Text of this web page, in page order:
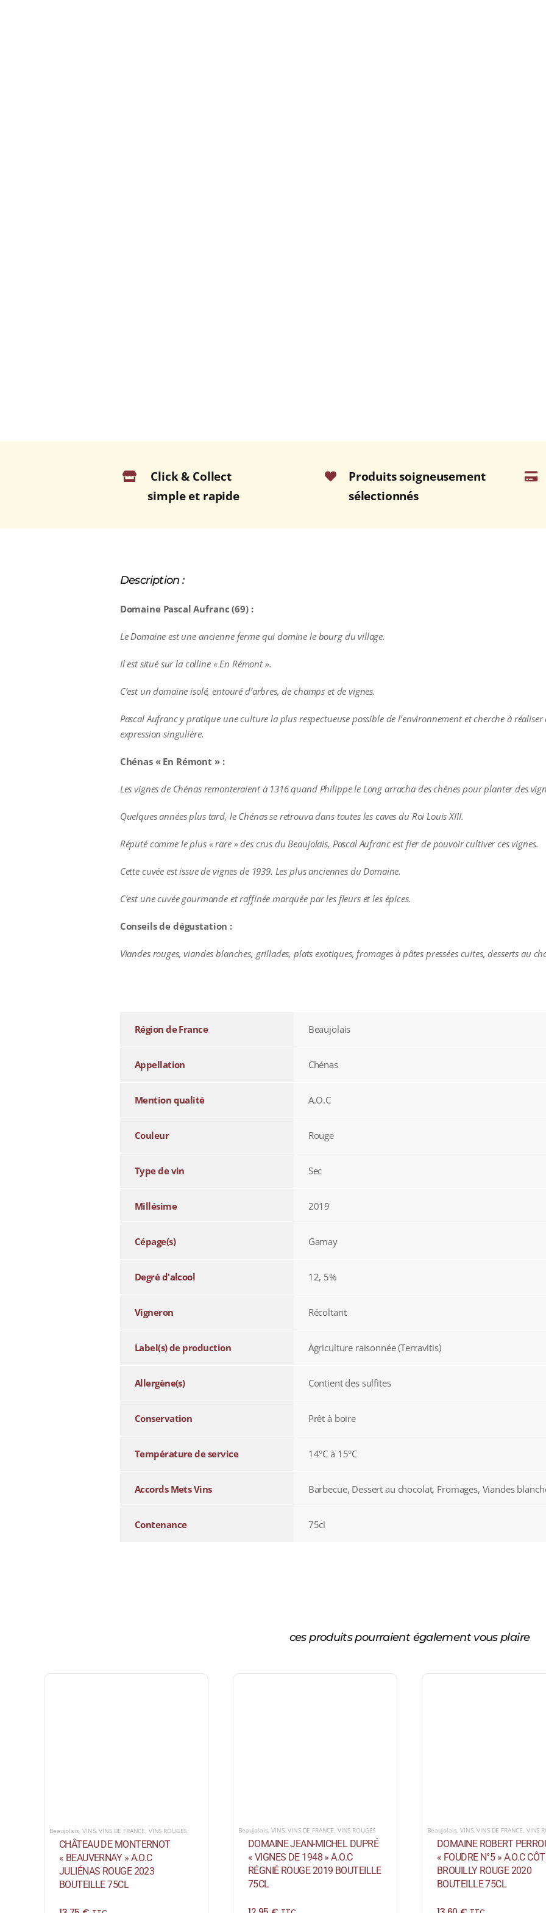
Click & Collect
simple et rapide
Produits soigneusement
sélectionnés
Description :
Domaine Pascal Aufranc (69) :
Le Domaine est une ancienne ferme qui domine le bourg du village.
Il est situé sur la colline « En Rémont ».
C’est un domaine isolé, entouré d’arbres, de champs et de vignes.
Pascal Aufranc y pratique une culture la plus respectueuse possible de l’environnement et cherche à
expression singulière.
Chénas « En Rémont » :
Les vignes de Chénas remonteraient à 1316 quand Philippe le Long arracha des chênes pour planter des
Quelques années plus tard, le Chénas se retrouva dans toutes les caves du Roi Louis XIII.
Réputé comme le plus « rare » des crus du Beaujolais, Pascal Aufranc est fier de pouvoir cultiver ces vignes.
Cette cuvée est issue de vignes de 1939. Les plus anciennes du Domaine.
C’est une cuvée gourmande et raffinée marquée par les fleurs et les épices.
Conseils de dégustation :
Viandes rouges, viandes blanches, grillades, plats exotiques, fromages à pâtes pressées cuites, desserts au
Région de France Beaujolais
Appellation Chénas
Mention qualité A.O.C
Couleur Rouge
Type de vin Sec
Millésime 2019
Cépage(s) Gamay
Degré d'alcool 12, 5%
Vigneron Récoltant
Label(s) de production Agriculture raisonnée (Terravitis)
Allergène(s) Contient des sulfites
Conservation Prêt à boire
Température de service 14°C à 15°C
Accords Mets Vins Barbecue, Dessert au chocolat, Fromages, Viandes
Contenance 75cl
ces produits pourraient également vous plaire
Beaujolais ,VINS,VINS DE FRANCE VINS ROUGES
CHÂTEAU DE MONTERNOT
« BEAUVERNAY » A.O.C
JULIÉNAS ROUGE 2023
BOUTEILLE 75CL
Beaujolais,VINS,VINS DE FRANCE, VINS ROUGES
DOMAINE JEAN-MICHEL DUPRÉ
« VIGNES DE 1948 » A.O.C
RÉGNIÉ ROUGE 2019 BOUTEILLE
75CL
Beaujolais,VINS,VINS DE FRANCE, VINS
DOMAINE ROBERT
« FOUDRE N°5 » A.O.C
BROUILLY ROUGE 2020
BOUTEILLE 75CL